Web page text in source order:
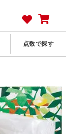
点数で探す